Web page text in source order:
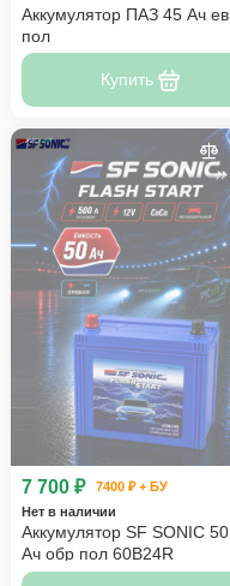
Аккумулятор ПАЗ 45 Ач
пол
Купить
7 700 ₽
7400 ₽ + БУ
Нет в наличии
Аккумулятор SF SONIC 50
Ач обр пол 60B24R